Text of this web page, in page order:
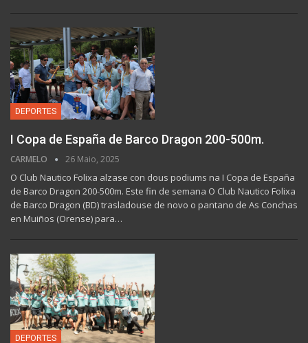
DEPORTES
I Copa de España de Barco Dragon 200-500m.
CARMELO 26 Maio, 2025
O Club Nautico Folixa alzase con dous podiums na I Copa de España
de Barco Dragon 200-500m. Este fin de semana O Club Nautico Folixa
de Barco Dragon (BD) trasladouse de novo o pantano de As Conchas
en Muiños (Orense) para…
DEPORTES